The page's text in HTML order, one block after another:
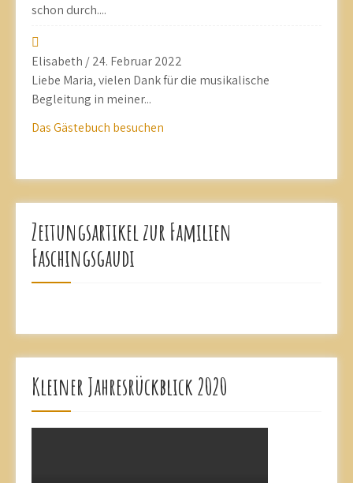
schon durch....
Elisabeth /24. Februar 2022
Liebe Maria, vielen Dank für die musikalische
Begleitung in meiner...
Das Gästebuch besuchen
Zeitungsartikel zur Familien
Faschingsgaudi
Kleiner Jahresrückblick 2020